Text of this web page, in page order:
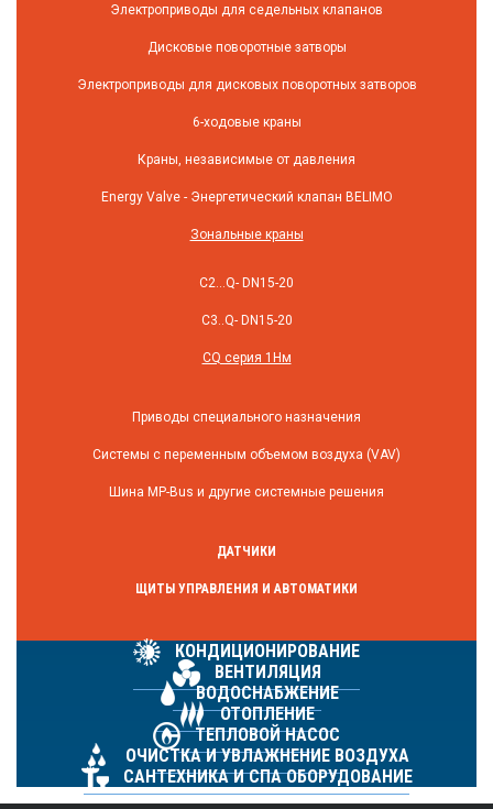
Электроприводы для седельных клапанов
Дисковые поворотные затворы
Электроприводы для дисковых поворотных затворов
6-ходовые краны
Краны, независимые от давления
Energy Valve - Энергетический клапан BELIMO
Зональные краны
C2...Q- DN15-20
C3..Q- DN15-20
CQ серия 1Нм
Приводы специального назначения
Системы с переменным объемом воздуха (VAV)
Шина MP-Bus и другие системные решения
ДАТЧИКИ
ЩИТЫ УПРАВЛЕНИЯ И АВТОМАТИКИ
КОНДИЦИОНИРОВАНИЕ
ВЕНТИЛЯЦИЯ
ВОДОСНАБЖЕНИЕ
ОТОПЛЕНИЕ
ТЕПЛОВОЙ НАСОС
ОЧИСТКА И УВЛАЖНЕНИЕ ВОЗДУХА
САНТЕХНИКА И СПА ОБОРУДОВАНИЕ